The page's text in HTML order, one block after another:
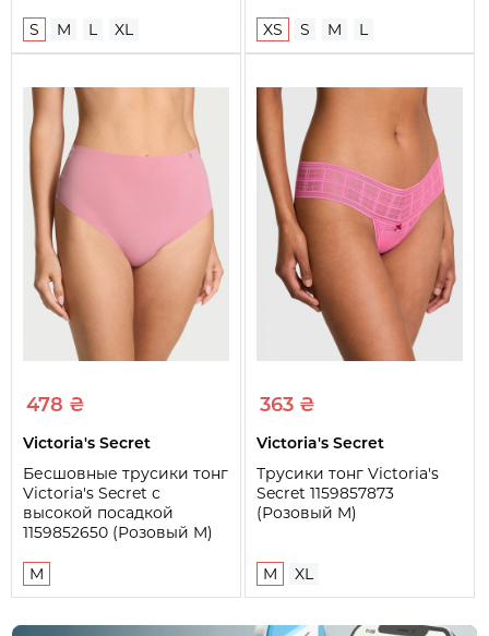
S M L XL XS S M L
478 ₴
Victoria's Secret
Бесшовные трусики тонг
Victoria's Secret с
высокой посадкой
1159852650 (Розовый M)
M
363 ₴
Victoria's Secret
Трусики тонг Victoria's
Secret 1159857873
(Розовый M)
M XL